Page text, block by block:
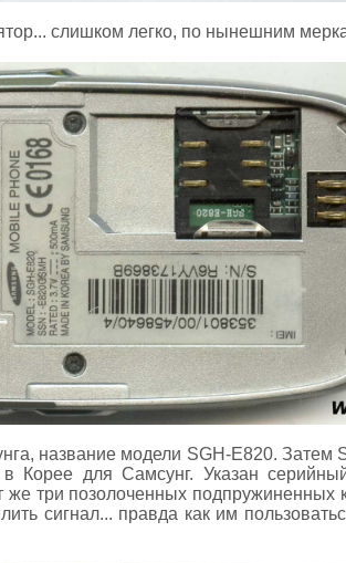
слишком легко, по нынешним
название модели SGH-E820.
Корее для Самсунг. Указан
три позолоченных подпружиненных
сигнал... правда как им